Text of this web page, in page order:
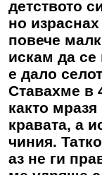
детството
но
повече
искам да се
е дало
Ставахме в
както
кравата, а
чиния.
аз не ги